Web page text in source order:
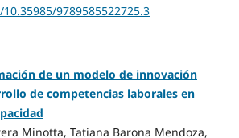
9789585522725.3
de un modelo de innovación
de competencias laborales en
Minotta, Tatiana Barona Mendoza,